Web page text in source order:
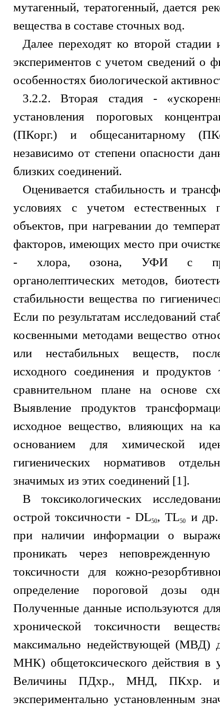
мутагенный, тератогенный, дается
вещества в составе сточных вод.
Далее переходят ко второй
экспериментов с учетом сведений о
особенностях биологической
3.2.2. Вторая стадия -
установления пороговых
(ПКорг.) и общесанитарному
независимо от степени опасности
близких соединений.
Оценивается стабильность и
условиях с учетом естественных
объектов, при нагревании до
факторов, имеющих место при
- хлора, озона, УФИ с
органолептических методов,
стабильности вещества по
Если по результатам исследований
косвенными методами вещество
или нестабильных веществ,
исходного соединения и
сравнительном плане на основе
Выявление продуктов
исходное вещество, влияющих на
основанием для химической
гигиенических нормативов
значимых из этих соединений [1].
В токсикологических
острой токсичности - DL50, TL50
и др.
при наличии информации о
проникать через
токсичности для кожно-
определение пороговой дозы
Полученные данные используются
хронической токсичности
максимально недействующей (МВД)
МНК) общетоксического действия в
Величины ПДхр., МНД, ПКхр. и
экспериментально установленным